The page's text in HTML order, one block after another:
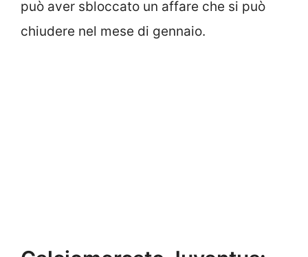
può aver sbloccato un affare che si può
chiudere nel mese di gennaio.